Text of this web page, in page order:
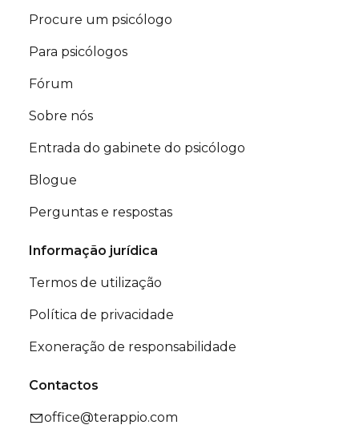
Procure um psicólogo
Para psicólogos
Fórum
Sobre nós
Entrada do gabinete do psicólogo
Blogue
Perguntas e respostas
Informação jurídica
Termos de utilização
Política de privacidade
Exoneração de responsabilidade
Contactos
office@terappio.com